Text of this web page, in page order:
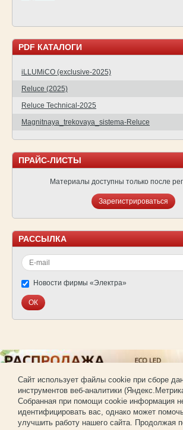
PDF КАТАЛОГИ
iLLUMiCO (exclusive-2025)
Reluce (2025)
Reluce Technical-2025
Magnitnaya_trekovaya_sistema-Reluce
ПРАЙС-ЛИСТЫ
Материалы доступны только после
Зарегистрироваться
РАССЫЛКА
Новости фирмы «Электра»
© Фирма «Электра»
Использование материалов сайта без согласования запрещено.
Создание и продвижение сайта — РА «Имиджпром»
Cайт использует файлы cookie при сборе
инструментов веб-аналитики
Собранная при помощи cookie информация
идентифицировать вас, однако может
улучшить работу нашего сайта. Продолжая